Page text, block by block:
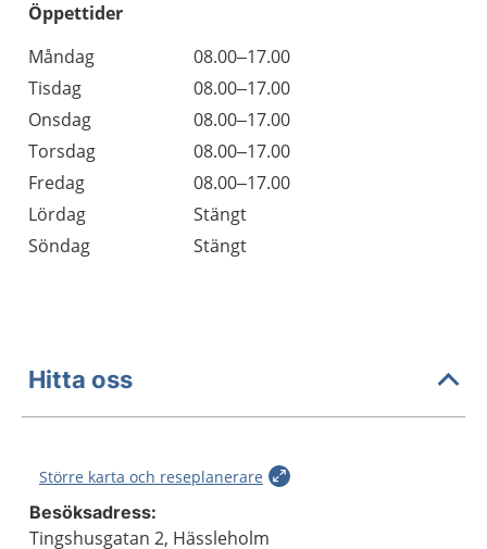
Öppettider
Dag
Öppettider
Kommentarer
Måndag
08.00–17.00
Tisdag
08.00–17.00
Onsdag
08.00–17.00
Torsdag
08.00–17.00
Fredag
08.00–17.00
Lördag
Stängt
Söndag
Stängt
Hitta oss
Större karta och reseplanerare
Besöksadress:
Tingshusgatan 2, Hässleholm